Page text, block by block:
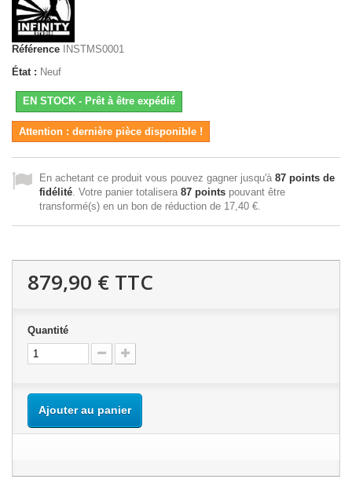
Référence INSTMS0001
État : Neuf
EN STOCK - Prêt à être expédié
Attention : dernière pièce disponible !
En achetant ce produit vous pouvez gagner jusqu'à 87 points de
fidélité . Votre panier totalisera 87 points pouvant être
transformé(s) en un bon de réduction de 17,40 €
879,90 € TTC
Quantité
Ajouter au panier